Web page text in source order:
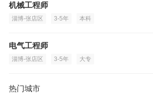
机械工程师
淄博-张店区 3-5年 本科
电气工程师
淄博-张店区 3-5年 大专
热门城市